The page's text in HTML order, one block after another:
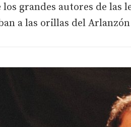
grandes autores de las
a las orillas del